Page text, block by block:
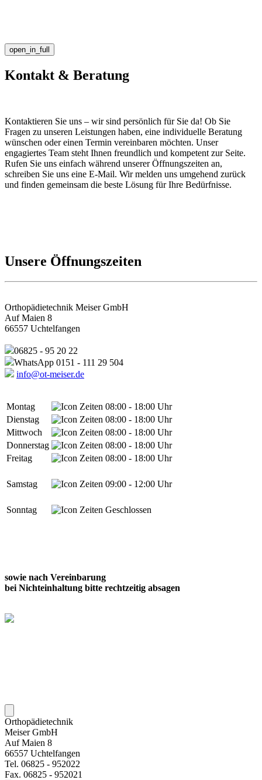
open_in_full
Kontakt & Beratung
Kontaktieren Sie uns – wir sind persönlich für Sie da! Ob Sie
Fragen zu unseren Leistungen haben, eine individuelle Beratung
wünschen oder einen Termin vereinbaren möchten. Unser
engagiertes Team steht Ihnen freundlich und kompetent zur Seite.
Rufen Sie uns einfach während unserer Öffnungszeiten an,
schreiben Sie uns eine E-Mail. Wir melden uns umgehend zurück
und finden gemeinsam die beste Lösung für Ihre Bedürfnisse.
Unsere Öffnungszeiten
Orthopädietechnik Meiser GmbH
Auf Maien 8
66557 Uchtelfangen
06825 - 95 20 22
WhatsApp 0151 - 111 29 504
info@ot-meiser.de
Montag
08:00 - 18:00 Uhr
Dienstag
08:00 - 18:00 Uhr
Mittwoch
08:00 - 18:00 Uhr
Donnerstag
08:00 - 18:00 Uhr
Freitag
08:00 - 18:00 Uhr
Samstag 09:00 - 12:00 Uhr
Sonntag Geschlossen
sowie nach Vereinbarung
bei Nichteinhaltung bitte rechtzeitig absagen
Orthopädietechnik
Meiser GmbH
Auf Maien 8
66557 Uchtelfangen
Tel. 06825 - 952022
Fax. 06825 - 952021